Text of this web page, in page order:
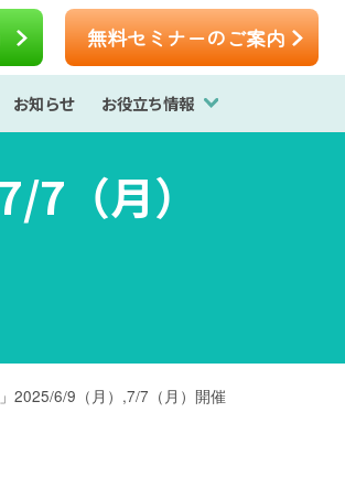
無料セミナーのご案内
お知らせ お役立ち情報
（月）
2025/6/9（月）,7/7（月）開催